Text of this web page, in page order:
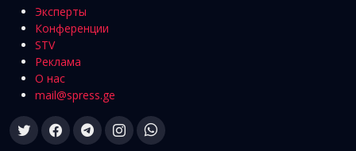
Эксперты
Конференции
STV
Реклама
О нас
mail@spress.ge